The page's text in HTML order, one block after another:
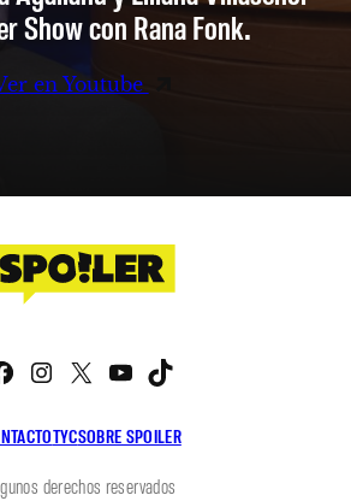
Show con Rana Fonk.
en Youtube
TYCSOBRE SPOILER
Facebook
Instagram
X YouTube
derechos reservados